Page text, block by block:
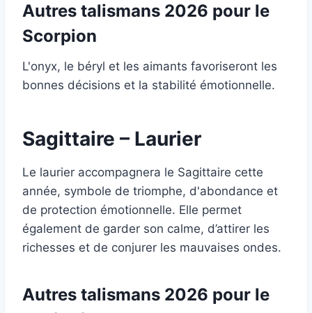
Autres talismans 2026 pour le
Scorpion
L'onyx, le béryl et les aimants favoriseront les
bonnes décisions et la stabilité émotionnelle.
Sagittaire – Laurier
Le laurier accompagnera le Sagittaire cette
année, symbole de triomphe, d'abondance et
de protection émotionnelle. Elle permet
également de garder son calme, d’attirer les
richesses et de conjurer les mauvaises ondes.
Autres talismans 2026 pour le